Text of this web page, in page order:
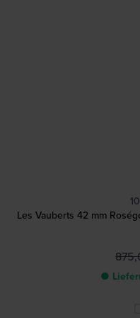
Les Vauberts 42 mm
●